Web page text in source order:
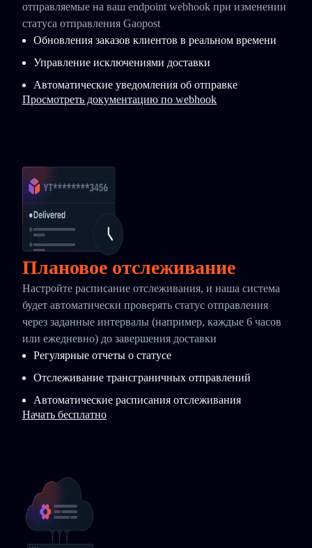
отправляемые на ваш endpoint webhook при изменении
статуса отправления Gaopost
Обновления заказов клиентов в реальном времени
Управление исключениями доставки
Автоматические уведомления об отправке
Просмотреть документацию по webhook
Плановое отслеживание
Настройте расписание отслеживания, и наша система
будет автоматически проверять статус отправления
через заданные интервалы (например, каждые 6 часов
или ежедневно) до завершения доставки
Регулярные отчеты о статусе
Отслеживание трансграничных отправлений
Автоматические расписания отслеживания
Начать бесплатно